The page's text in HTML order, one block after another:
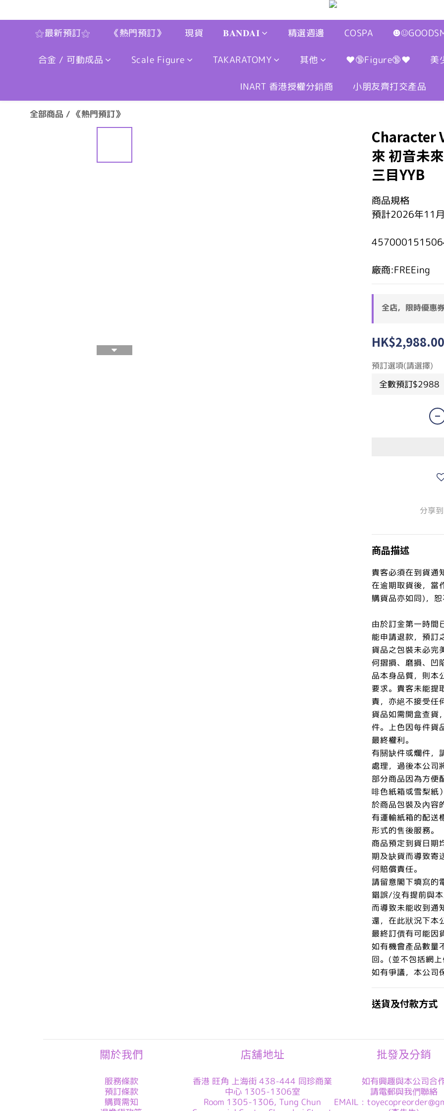
⚝最新預訂⚝ 《熱門預訂》 現貨 𝐁𝐀𝐍𝐃𝐀𝐈 精選週邊 COSPA
合金 / 可動成品 Scale Figure TAKARATOMY 其他 ❤🔞Figure🔞❤ 美
INART 香港授權分銷商 小朋友齊打交產品
全部商品 / 《熱門預訂》
Character
來 初音未
三目YYB
商品規格
預計2026年11
廠商:FREEing
全店，限時優惠
HK$2,988.00
預訂選項(請選擇)
分享到
商品描述
貴客必須在到貨通
在逾期取貨後，當
購貨品亦如同)，恕
由於訂金第一時間
能申請退款，預訂
貨品之包裝未必完
何摺損、磨損、凹
品本身品質，則本
要求。貴客未能提
責，亦絕不接受任
貨品如需開盒查貨
件。上色因每件貨
最終權利。
有關缺件或爛件，
處理，過後本公司
部分商品因為方便
啡色紙箱或雪梨紙
於商品包裝及內容
有運輸紙箱的配送
形式的售後服務。
商品預定到貨日期
期及缺貨而導致寄
何賠償責任。
請留意閣下填寫的
錯誤/沒有提前與
而導致未能收到通
還，在此狀況下本
最終訂價有可能因
如有機會產品數量
回。(並不包括網
如有爭議，本公司
送貨及付款方式
關於我們
服務條款
預訂條款
購買需知
店舖地址
香港 旺角 上海街 438-444 同珍商業
中心 1305-1306室
Room 1305-1306, Tung Chun
批發及分銷
如有興趣與本公司合
請電郵與我們聯絡
EMAIL :